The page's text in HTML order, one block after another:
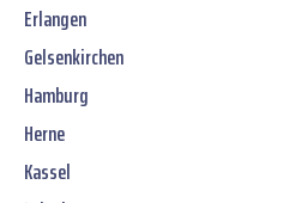
Erlangen
Gelsenkirchen
Hamburg
Herne
Kassel